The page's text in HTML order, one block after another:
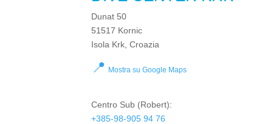
Dunat 50
51517 Kornic
Isola Krk, Croazia
📍 Mostra su Google Maps
Centro Sub (Robert):
+385-98-905 94 76